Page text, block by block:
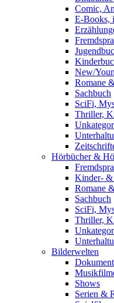
Comic,
E-Books,
New/
Romane
Sachbuch
SciFi,
Thriller,
Hörbücher &
Kinder- &
Romane
Sachbuch
SciFi,
Thriller,
Bilderwelten
Shows
Serien &